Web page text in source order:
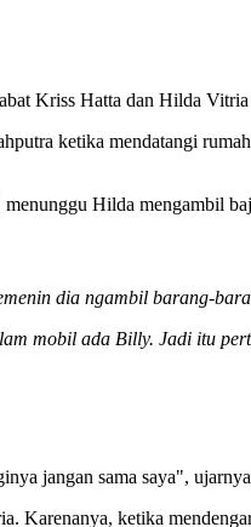
Kriss Hatta dan Hilda
ketika mendatangi
Hilda mengambil
dia ngambil barang-
mobil ada Billy. Jadi itu
jangan sama saya",
Karenanya, ketika